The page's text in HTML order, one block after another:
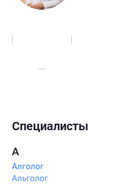
Специалисты
А
Алголог
Альголог